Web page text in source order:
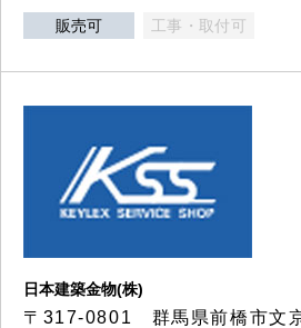
販売可 工事・取付可
日本建築金物(株)
〒317‐0801 群馬県前橋市文